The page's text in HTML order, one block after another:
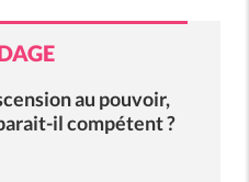
au pouvoir,
il compétent ?